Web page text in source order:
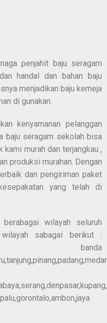
penjahit baju seragam
handal dan bahan baju
menjadikan baju kemeja
di gunakan.
kenyamanan pelanggan
baju seragam sekolah bisa
murah dan terjangkau ,
produksi murahan. Dengan
dan pengiriman paket
yang telah di
wilayah seluruh
sabagai berikut :
banda